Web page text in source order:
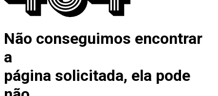
Não conseguimos encontrar
a
página solicitada, ela pode